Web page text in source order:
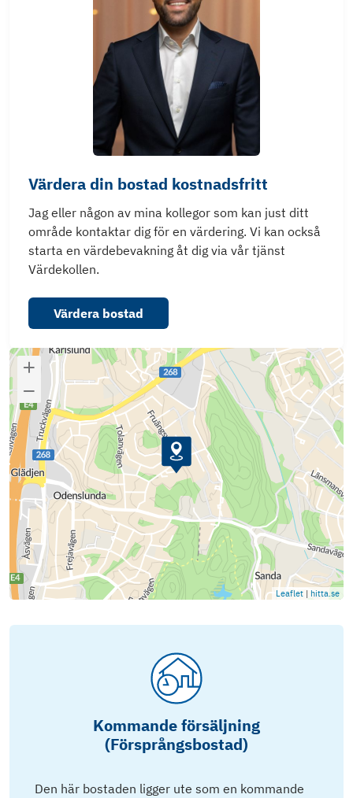
Värdera din bostad kostnadsfritt
Jag eller någon av mina kollegor som kan just ditt
område kontaktar dig för en värdering. Vi kan också
starta en värdebevakning åt dig via vår tjänst
Värdekollen.
Värdera bostad
Leaflet | hitta.se
Kommande försäljning
(Försprångsbostad)
Den här bostaden ligger ute som en kommande